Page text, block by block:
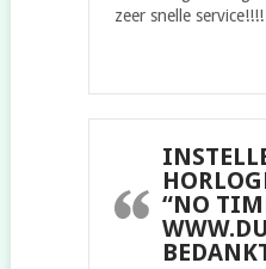
zeer snelle service!!!!
“NO